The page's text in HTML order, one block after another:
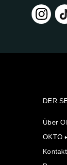
DER
Über
OKTO
Kontakt